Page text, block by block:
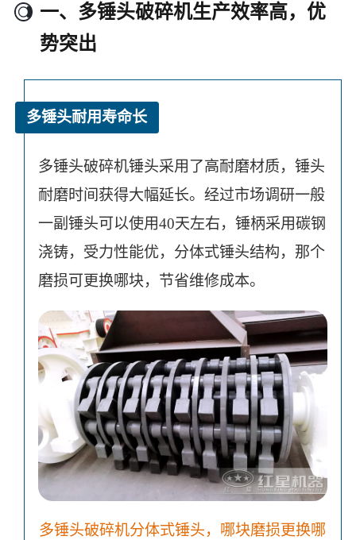
一、多锤头破碎机生产效率高，优
势突出
多锤头耐用寿命长
多锤头破碎机锤头采用了高耐磨材质，锤头
耐磨时间获得大幅延长。经过市场调研一般
一副锤头可以使用40天左右，锤柄采用碳钢
浇铸，受力性能优，分体式锤头结构，那个
磨损可更换哪块，节省维修成本。
多锤头破碎机分体式锤头，哪块磨损更换哪